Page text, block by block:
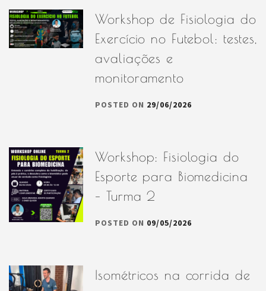
Workshop de Fisiologia do
Exercício no Futebol: testes,
avaliações e
monitoramento
POSTED ON 29/06/2026
Workshop: Fisiologia do
Esporte para Biomedicina
– Turma 2
POSTED ON 09/05/2026
Isométricos na corrida de